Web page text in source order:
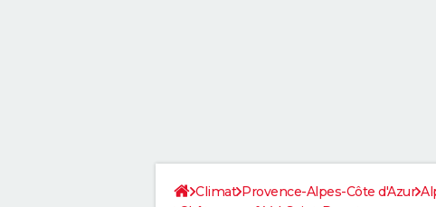
Climat Provence-Alpes-Côte d'Azur